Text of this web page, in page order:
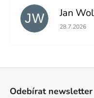
JW Jan
Hodnocení
28.7.2026
Odebírat newsletter